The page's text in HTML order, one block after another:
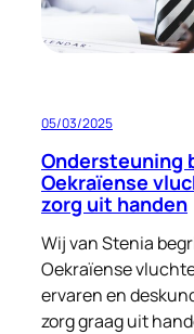
05/03/2025
Ondersteuning
Oekraïense
zorg uit handen
Wij van Stenia
Oekraïense
ervaren en
zorg graag uit